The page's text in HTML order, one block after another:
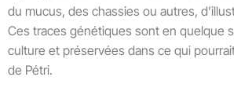
du mucus, des chassies ou autres,
Ces traces génétiques sont en quelque
culture et préservées dans ce qui
de Pétri.